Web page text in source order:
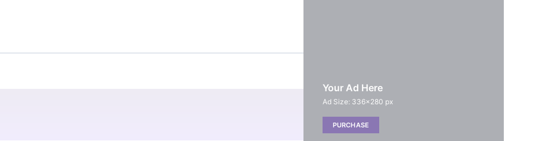
Your Ad Here
Ad Size: 336x280 px
PURCHASE